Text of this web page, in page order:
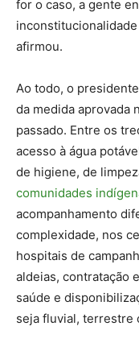
for o caso, a gente
afirmou.
Ao todo, o
da medida aprovada
passado. Entre os
acesso à água
de higiene, de
comunidades
acompanhamento
complexidade, nos
hospitais de
aldeias, contratação
saúde e
seja fluvial, terrestre